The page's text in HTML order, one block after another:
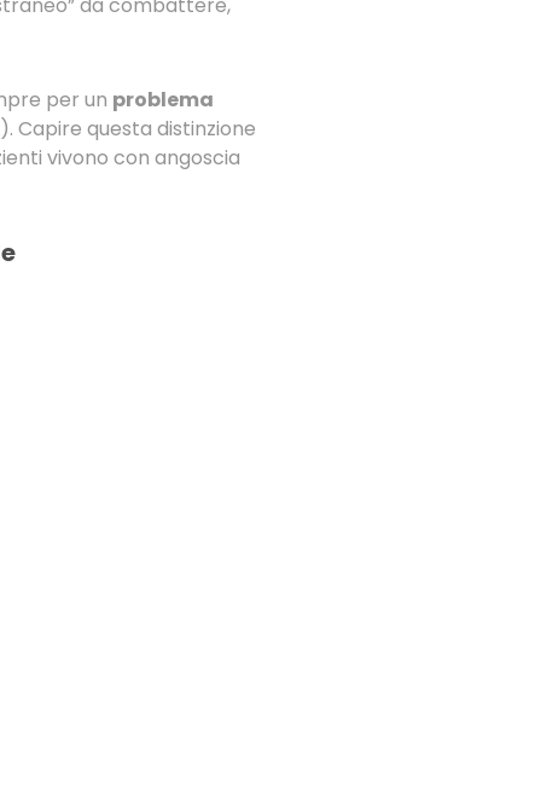
per un problema
Capire questa distinzione
vivono con angoscia